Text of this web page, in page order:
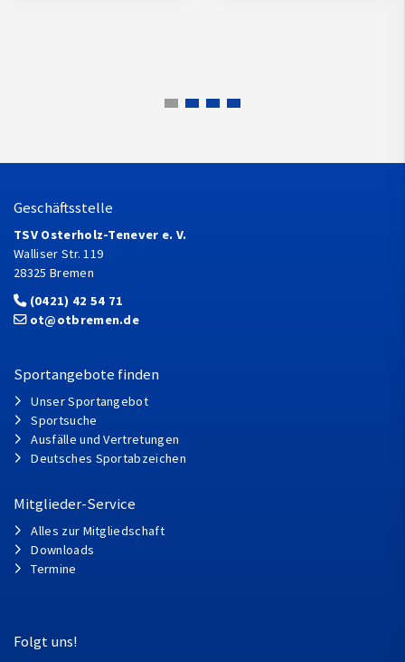
Geschäftsstelle
TSV Osterholz-Tenever e. V.
Walliser Str. 119
28325 Bremen
(0421) 42 54 71
ot@otbremen.de
Sportangebote finden
Unser Sportangebot
Sportsuche
Ausfälle und Vertretungen
Deutsches Sportabzeichen
Mitglieder-Service
Alles zur Mitgliedschaft
Downloads
Termine
Folgt uns!